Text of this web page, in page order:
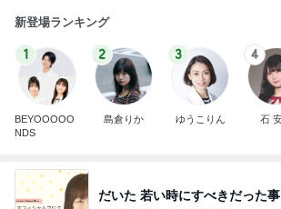
新登場ランキング
1
BEYOOOOO
NDS
2
島倉りか
3
ゆうこりん
4
石
だいた 若い時にすべきだった事